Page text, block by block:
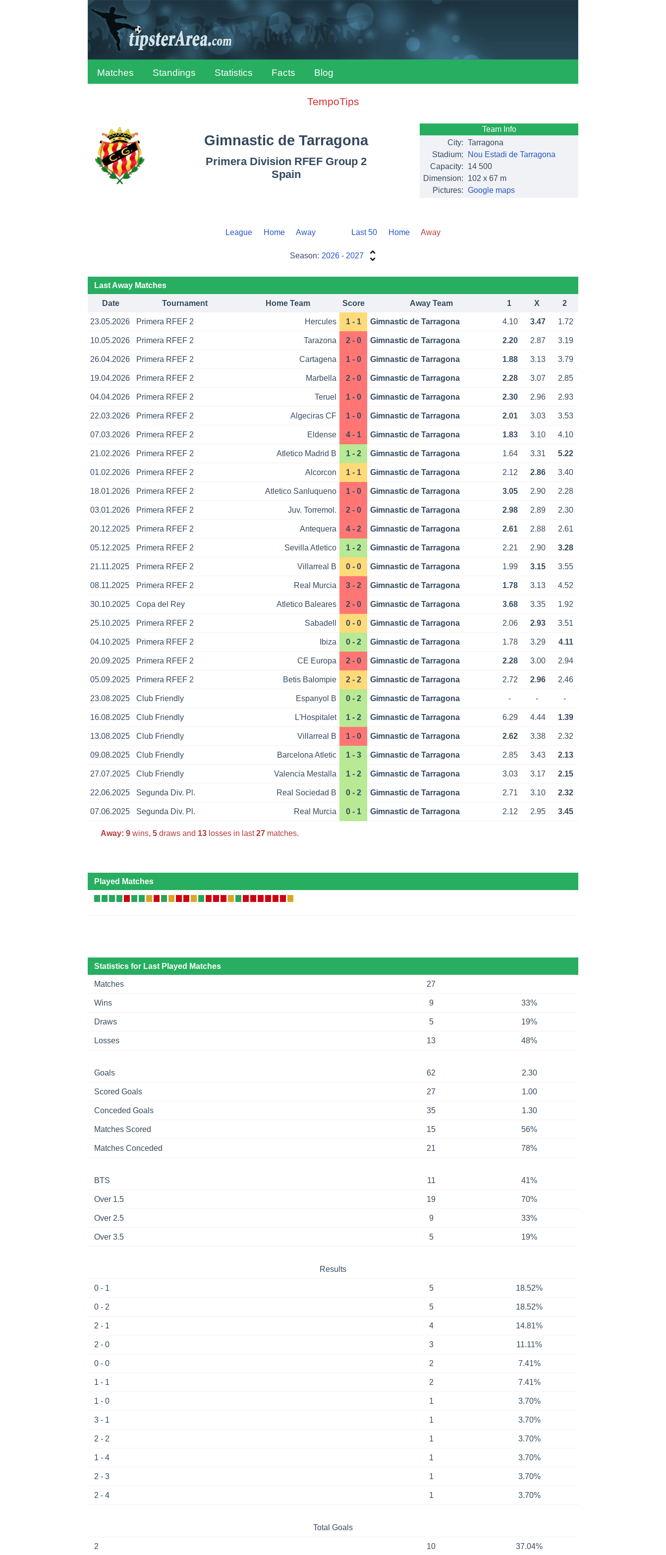
Matches Standings Statistics Facts Blog
TempoTips
Gimnastic de Tarragona
Primera Division RFEF Group 2
Spain
Team Info
City: Tarragona
Stadium:
Nou Estadi de Tarragona
Capacity:
14 500
Dimension:
102 x 67 m
Pictures: Google maps
League Home Away Last 50 Home Away
Season: 2026 - 2027
Last Away Matches
Date Tournament Home Team Score Away Team 1 X 2
23.05.2026 Primera RFEF 2 Hercules 1 - 1 Gimnastic de Tarragona 4.10 3.47 1.72
10.05.2026 Primera RFEF 2 Tarazona 2 - 0 Gimnastic de Tarragona 2.20 2.87 3.19
26.04.2026 Primera RFEF 2 Cartagena 1 - 0 Gimnastic de Tarragona 1.88 3.13 3.79
19.04.2026 Primera RFEF 2 Marbella 2 - 0 Gimnastic de Tarragona 2.28 3.07 2.85
04.04.2026 Primera RFEF 2 Teruel 1 - 0 Gimnastic de Tarragona 2.30 2.96 2.93
22.03.2026 Primera RFEF 2 Algeciras CF 1 - 0 Gimnastic de Tarragona 2.01 3.03 3.53
07.03.2026 Primera RFEF 2 Eldense 4 - 1 Gimnastic de Tarragona 1.83 3.10 4.10
21.02.2026 Primera RFEF 2 Atletico Madrid B 1 - 2 Gimnastic de Tarragona 1.64 3.31 5.22
01.02.2026 Primera RFEF 2 Alcorcon 1 - 1 Gimnastic de Tarragona 2.12 2.86 3.40
18.01.2026 Primera RFEF 2 Atletico Sanluqueno 1 - 0 Gimnastic de Tarragona 3.05 2.90 2.28
03.01.2026 Primera RFEF 2 Juv. Torremol. 2 - 0 Gimnastic de Tarragona 2.98 2.89 2.30
20.12.2025 Primera RFEF 2 Antequera 4 - 2 Gimnastic de Tarragona 2.61 2.88 2.61
05.12.2025 Primera RFEF 2 Sevilla Atletico 1 - 2 Gimnastic de Tarragona 2.21 2.90 3.28
21.11.2025 Primera RFEF 2 Villarreal B 0 - 0 Gimnastic de Tarragona 1.99 3.15 3.55
08.11.2025 Primera RFEF 2 Real Murcia 3 - 2 Gimnastic de Tarragona 1.78 3.13 4.52
30.10.2025 Copa del Rey Atletico Baleares 2 - 0 Gimnastic de Tarragona 3.68 3.35 1.92
25.10.2025 Primera RFEF 2 Sabadell 0 - 0 Gimnastic de Tarragona 2.06 2.93 3.51
04.10.2025 Primera RFEF 2 Ibiza 0 - 2 Gimnastic de Tarragona 1.78 3.29 4.11
20.09.2025 Primera RFEF 2 CE Europa 2 - 0 Gimnastic de Tarragona 2.28 3.00 2.94
05.09.2025 Primera RFEF 2 Betis Balompie 2 - 2 Gimnastic de Tarragona 2.72 2.96 2.46
23.08.2025 Club Friendly Espanyol B 0 - 2 Gimnastic de Tarragona - - -
16.08.2025 Club Friendly L'Hospitalet 1 - 2 Gimnastic de Tarragona 6.29 4.44 1.39
13.08.2025 Club Friendly Villarreal B 1 - 0 Gimnastic de Tarragona 2.62 3.38 2.32
09.08.2025 Club Friendly Barcelona Atletic 1 - 3 Gimnastic de Tarragona 2.85 3.43 2.13
27.07.2025 Club Friendly Valencia Mestalla 1 - 2 Gimnastic de Tarragona 3.03 3.17 2.15
22.06.2025 Segunda Div. Pl. Real Sociedad B 0 - 2 Gimnastic de Tarragona 2.71 3.10 2.32
07.06.2025 Segunda Div. Pl. Real Murcia 0 - 1 Gimnastic de Tarragona 2.12 2.95 3.45
Away: 9wins, 5draws and 13losses in last27matches.
Played Matches
Statistics for Last Played Matches
Matches 27
Wins 9 33%
Draws 5 19%
Losses 13 48%
Goals 62 2.30
Scored Goals 27 1.00
Conceded Goals 35 1.30
Matches Scored 15 56%
Matches Conceded 21 78%
BTS 11 41%
Over 1.5 19 70%
Over 2.5 9 33%
Over 3.5 5 19%
Results
0 - 1 5 18.52%
0 - 2 5 18.52%
2 - 1 4 14.81%
2 - 0 3 11.11%
0 - 0 2 7.41%
1 - 1 2 7.41%
1 - 0 1 3.70%
3 - 1 1 3.70%
2 - 2 1 3.70%
1 - 4 1 3.70%
2 - 3 1 3.70%
2 - 4 1 3.70%
Total Goals
2 10 37.04%